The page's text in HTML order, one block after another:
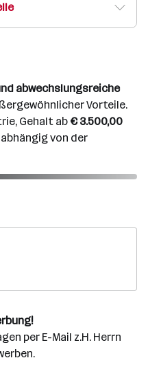
abwechslungsreiche
Vorteile.
Gehalt ab € 3.500,00
von der
per E-Mail z.H. Herrn